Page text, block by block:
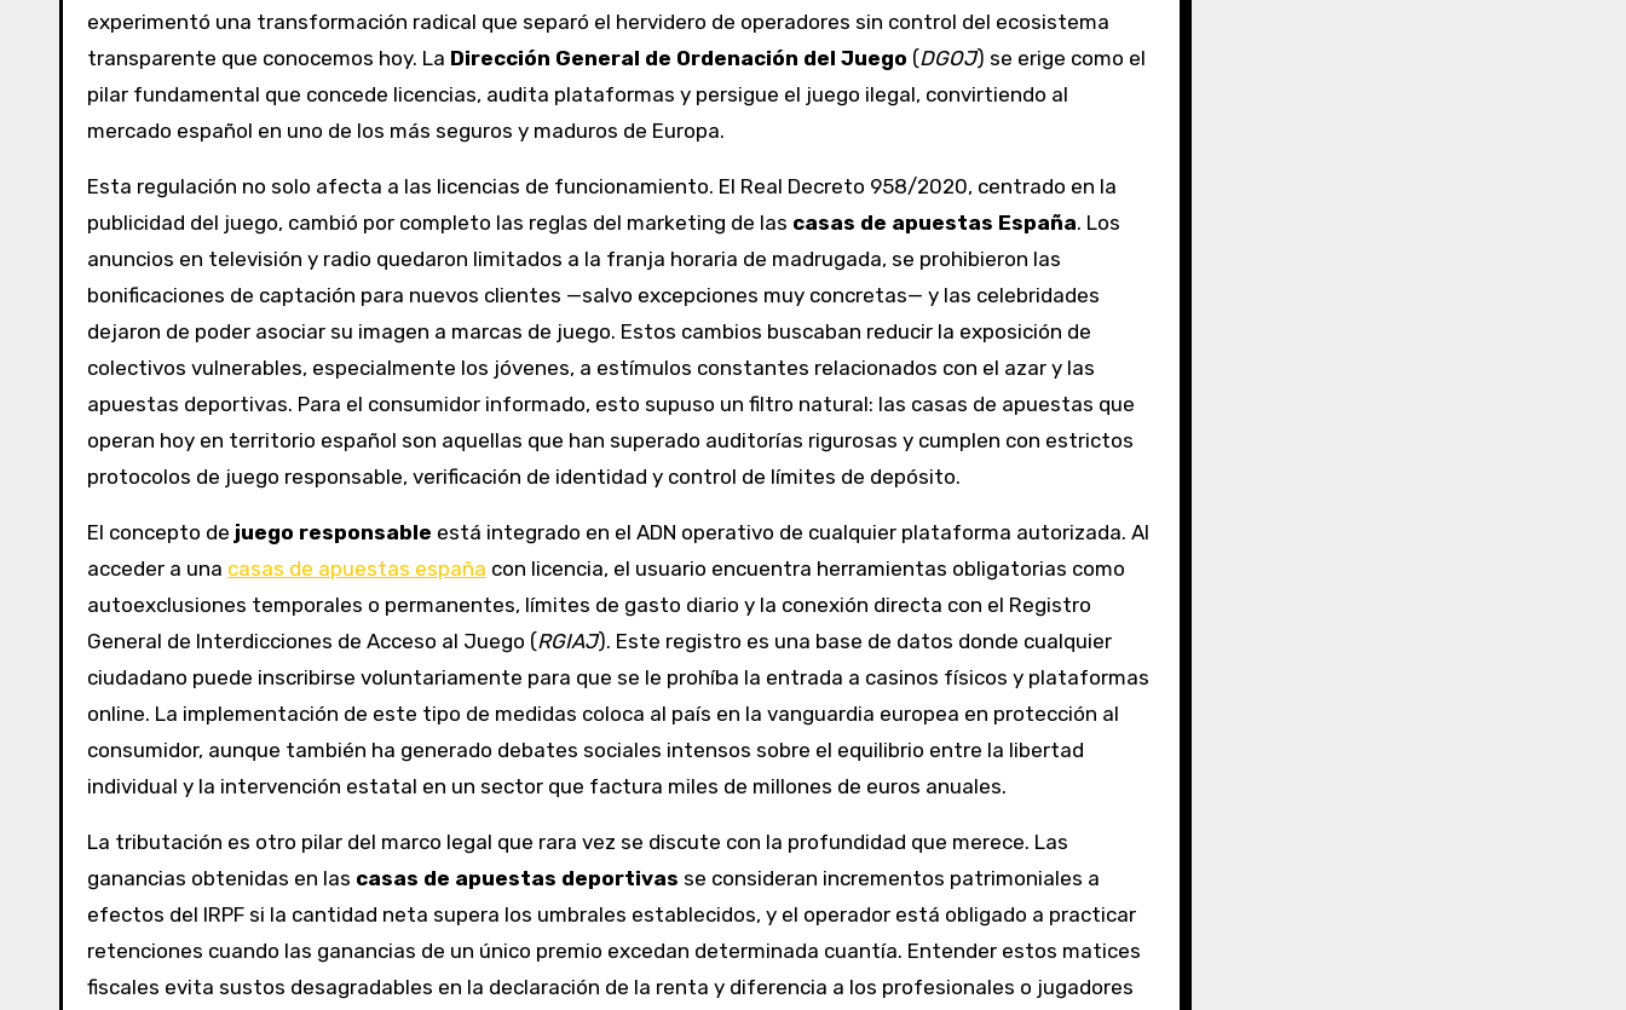
experimentó una transformación radical que separó el hervidero de operadores sin control del ecosistema
transparente que conocemos hoy. La Dirección General de Ordenación del Juego (DGOJ) se erige como el
pilar fundamental que concede licencias, audita plataformas y persigue el juego ilegal, convirtiendo al
mercado español en uno de los más seguros y maduros de Europa.
Esta regulación no solo afecta a las licencias de funcionamiento. El Real Decreto 958/2020, centrado en la
publicidad del juego, cambió por completo las reglas del marketing de las casas de apuestas España. Los
anuncios en televisión y radio quedaron limitados a la franja horaria de madrugada, se prohibieron las
bonificaciones de captación para nuevos clientes —salvo excepciones muy concretas— y las celebridades
dejaron de poder asociar su imagen a marcas de juego. Estos cambios buscaban reducir la exposición de
colectivos vulnerables, especialmente los jóvenes, a estímulos constantes relacionados con el azar y las
apuestas deportivas. Para el consumidor informado, esto supuso un filtro natural: las casas de apuestas que
operan hoy en territorio español son aquellas que han superado auditorías rigurosas y cumplen con estrictos
protocolos de juego responsable, verificación de identidad y control de límites de depósito.
El concepto de juego responsable está integrado en el ADN operativo de cualquier plataforma autorizada. Al
acceder a una casas de apuestas españa con licencia, el usuario encuentra herramientas obligatorias como
autoexclusiones temporales o permanentes, límites de gasto diario y la conexión directa con el Registro
General de Interdicciones de Acceso al Juego (RGIAJ). Este registro es una base de datos donde cualquier
ciudadano puede inscribirse voluntariamente para que se le prohíba la entrada a casinos físicos y plataformas
online. La implementación de este tipo de medidas coloca al país en la vanguardia europea en protección al
consumidor, aunque también ha generado debates sociales intensos sobre el equilibrio entre la libertad
individual y la intervención estatal en un sector que factura miles de millones de euros anuales.
La tributación es otro pilar del marco legal que rara vez se discute con la profundidad que merece. Las
ganancias obtenidas en las casas de apuestas deportivas se consideran incrementos patrimoniales a
efectos del IRPF si la cantidad neta supera los umbrales establecidos, y el operador está obligado a practicar
retenciones cuando las ganancias de un único premio excedan determinada cuantía. Entender estos matices
fiscales evita sustos desagradables en la declaración de la renta y diferencia a los profesionales o jugadores